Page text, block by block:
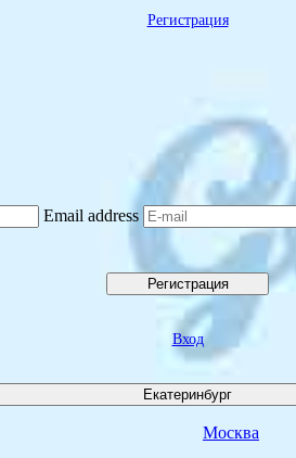
Регистрация
Email address
Регистрация
Вход
Екатеринбург
Москва